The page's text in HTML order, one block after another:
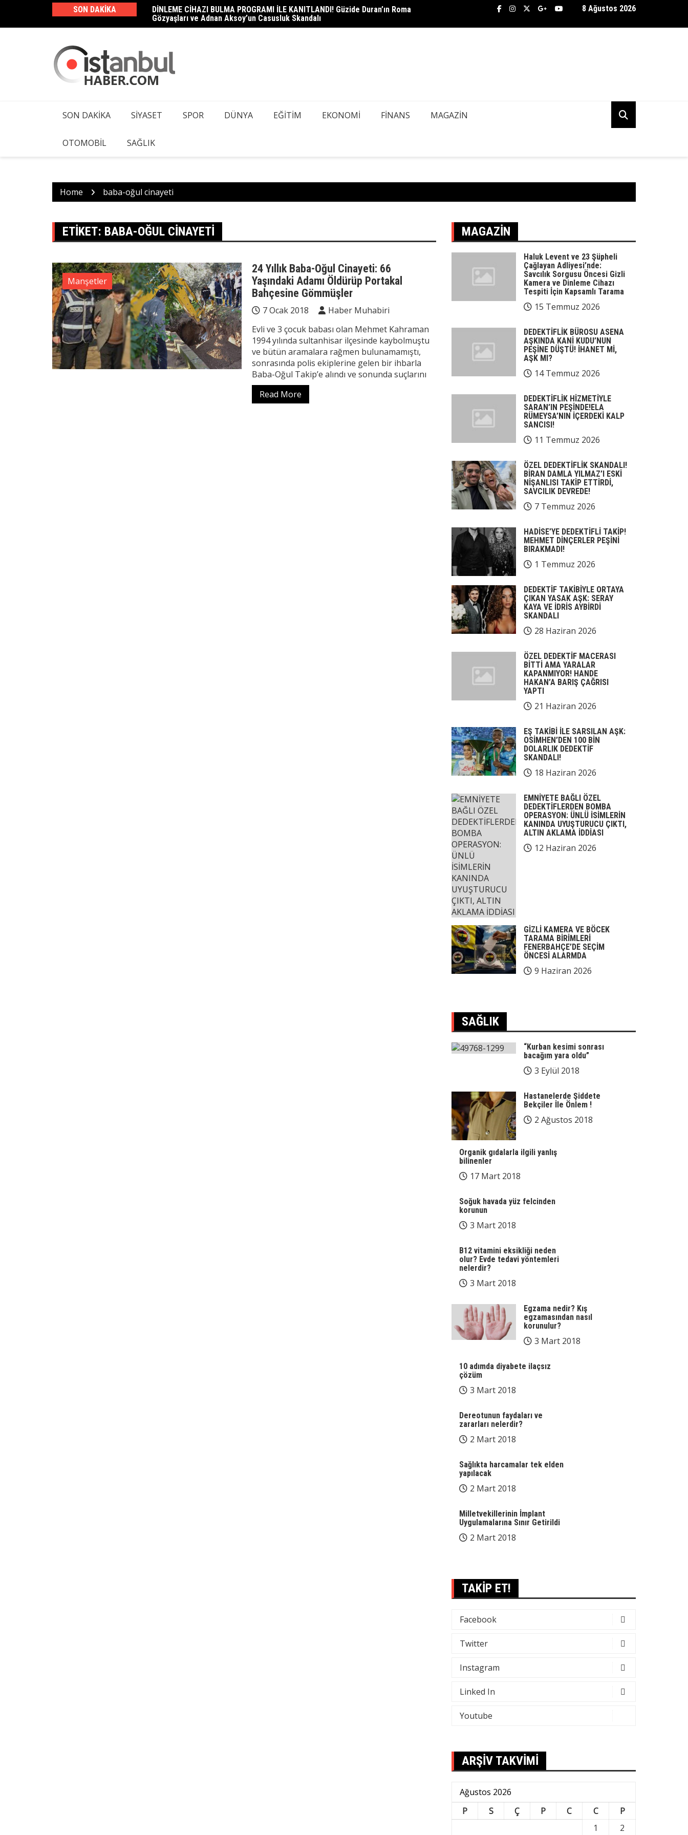
content
SON DAKIKA
DİNLEME CİHAZI BULMA PROGRAMI İLE KANITLANDI! Güzide Duran’ın Roma
Gözyaşları ve Adnan Aksoy’un Casusluk Skandalı
Haluk Levent ve 23 Şüpheli Çağlayan Adliyesi’nde: Savcılık Sorgusu Öncesi Gizli
Kamera ve Dinleme Cihazı Tespiti İçin Kapsamlı Tarama
DEDEKTİFLİK BÜROSU ASENA AŞKINDA KANİ KUDU’NUN PEŞİNE DÜŞTÜ!
8 Ağustos 2026
SON DAKIKA SIYASET SPOR DÜNYA EĞITIM EKONOMI FINANS MAGAZIN
OTOMOBIL SAĞLIK
Home baba-oğul cinayeti
ETIKET: BABA-OĞUL CINAYETI
Manşetler
24 Yıllık Baba-Oğul Cinayeti: 66
Yaşındaki Adamı Öldürüp Portakal
Bahçesine Gömmüşler
7 Ocak 2018
Haber Muhabiri
Evli ve 3 çocuk babası olan Mehmet Kahraman
1994 yılında sultanhisar ilçesinde kaybolmuştu
ve bütün aramalara rağmen bulunamamıştı,
sonrasında polis ekiplerine gelen bir ihbarla
Baba-Oğul Takip’e alındı ve sonunda suçlarını
Read More
MAGAZIN
Haluk Levent ve 23 Şüpheli
Çağlayan Adliyesi’nde:
Savcılık Sorgusu Öncesi Gizli
Kamera ve Dinleme Cihazı
Tespiti İçin Kapsamlı Tarama
15 Temmuz 2026
DEDEKTİFLİK BÜROSU ASENA
AŞKINDA KANİ KUDU’NUN
PEŞİNE DÜŞTÜ! İHANET Mİ,
AŞK MI?
14 Temmuz 2026
DEDEKTİFLİK HİZMETİYLE
SARAN’IN PEŞİNDE!ELA
RÜMEYSA’NIN İÇERDEKİ KALP
SANCISI!
11 Temmuz 2026
ÖZEL DEDEKTİFLİK SKANDALI!
BİRAN DAMLA YILMAZ’I ESKİ
NİŞANLISI TAKİP ETTİRDİ,
SAVCILIK DEVREDE!
7 Temmuz 2026
HADİSE’YE DEDEKTİFLİ TAKİP!
MEHMET DİNÇERLER PEŞİNİ
BIRAKMADI!
1 Temmuz 2026
DEDEKTİF TAKİBİYLE ORTAYA
ÇIKAN YASAK AŞK: SERAY
KAYA VE İDRİS AYBİRDİ
SKANDALI
28 Haziran 2026
ÖZEL DEDEKTİF MACERASI
BİTTİ AMA YARALAR
KAPANMIYOR! HANDE
HAKAN’A BARIŞ ÇAĞRISI
YAPTI
21 Haziran 2026
EŞ TAKİBİ İLE SARSILAN AŞK:
OSİMHEN’DEN 100 BİN
DOLARLIK DEDEKTİF
SKANDALI!
18 Haziran 2026
EMNİYETE BAĞLI ÖZEL
DEDEKTİFLERDEN BOMBA
OPERASYON: ÜNLÜ İSİMLERİN
KANINDA UYUŞTURUCU ÇIKTI,
ALTIN AKLAMA İDDİASI
12 Haziran 2026
GİZLİ KAMERA VE BÖCEK
TARAMA BİRİMLERİ
FENERBAHÇE’DE SEÇİM
ÖNCESİ ALARMDA
9 Haziran 2026
SAĞLIK
“Kurban kesimi sonrası
bacağım yara oldu”
3 Eylül 2018
Hastanelerde Şiddete
Bekçiler İle Önlem !
2 Ağustos 2018
Organik gıdalarla ilgili yanlış
bilinenler
17 Mart 2018
Soğuk havada yüz felcinden
korunun
3 Mart 2018
B12 vitamini eksikliği neden
olur? Evde tedavi yöntemleri
nelerdir?
3 Mart 2018
Egzama nedir? Kış
egzamasından nasıl
korunulur?
3 Mart 2018
10 adımda diyabete ilaçsız
çözüm
3 Mart 2018
Dereotunun faydaları ve
zararları nelerdir?
2 Mart 2018
Sağlıkta harcamalar tek elden
yapılacak
2 Mart 2018
Milletvekillerinin İmplant
Uygulamalarına Sınır Getirildi
2 Mart 2018
TAKİP ET!
Facebook
Twitter
Instagram
Linked In
Youtube
ARŞİV TAKVİMİ
Ağustos 2026
P
S Ç P C C
P
1
2